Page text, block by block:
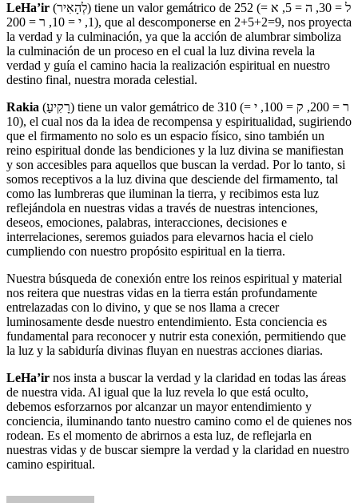
LeHa’ir (לְהָאִיר) tiene un valor gemátrico de 252 (ל = 30, ה = 5, א =
1, י = 10, ר = 200), que al descomponerse en 2+5+2=9, nos proyecta
la verdad y la culminación, ya que la acción de alumbrar simboliza
la culminación de un proceso en el cual la luz divina revela la
verdad y guía el camino hacia la realización espiritual en nuestro
destino final, nuestra morada celestial.
Rakia (רָקִיעַ) tiene un valor gemátrico de 310 (ר = 200, ק = 100, י =
10), el cual nos da la idea de recompensa y espiritualidad, sugiriendo
que el firmamento no solo es un espacio físico, sino también un
reino espiritual donde las bendiciones y la luz divina se manifiestan
y son accesibles para aquellos que buscan la verdad. Por lo tanto, si
somos receptivos a la luz divina que desciende del firmamento, tal
como las lumbreras que iluminan la tierra, y recibimos esta luz
reflejándola en nuestras vidas a través de nuestras intenciones,
deseos, emociones, palabras, interacciones, decisiones e
interrelaciones, seremos guiados para elevarnos hacia el cielo
cumpliendo con nuestro propósito espiritual en la tierra.
Nuestra búsqueda de conexión entre los reinos espiritual y material
nos reitera que nuestras vidas en la tierra están profundamente
entrelazadas con lo divino, y que se nos llama a crecer
luminosamente desde nuestro entendimiento. Esta conciencia es
fundamental para reconocer y nutrir esta conexión, permitiendo que
la luz y la sabiduría divinas fluyan en nuestras acciones diarias.
LeHa’ir nos insta a buscar la verdad y la claridad en todas las áreas
de nuestra vida. Al igual que la luz revela lo que está oculto,
debemos esforzarnos por alcanzar un mayor entendimiento y
conciencia, iluminando tanto nuestro camino como el de quienes nos
rodean. Es el momento de abrirnos a esta luz, de reflejarla en
nuestras vidas y de buscar siempre la verdad y la claridad en nuestro
camino espiritual.